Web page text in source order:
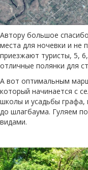
Автору большое
места для ночевки и не
приезжают туристы, 5,
отличные полянки для
А вот оптимальным
который начинается с
школы и усадьбы графа,
до шлагбаума. Гуляем
видами.